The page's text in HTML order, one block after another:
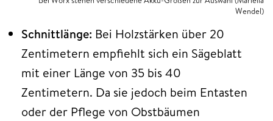
Wendel)
Schnittlänge: Bei Holzstärken über 20
Zentimetern empfiehlt sich ein Sägeblatt
mit einer Länge von 35 bis 40
Zentimetern. Da sie jedoch beim Entasten
oder der Pflege von Obstbäumen